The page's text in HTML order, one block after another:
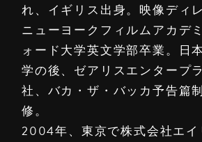
れ、イギリス出身。映像ディ
ニューヨークフィルムアカデ
ォード大学英文学部卒業。日
学の後、ゼアリスエンタープ
社、バカ・ザ・バッカ予告篇
修。
2004年、東京で株式会社エイ